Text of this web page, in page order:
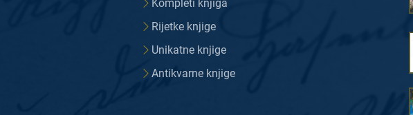
Kompleti knjiga
Rijetke knjige
Unikatne knjige
Antikvarne knjige